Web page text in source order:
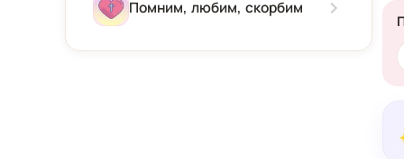
Помним, любим, скорбим